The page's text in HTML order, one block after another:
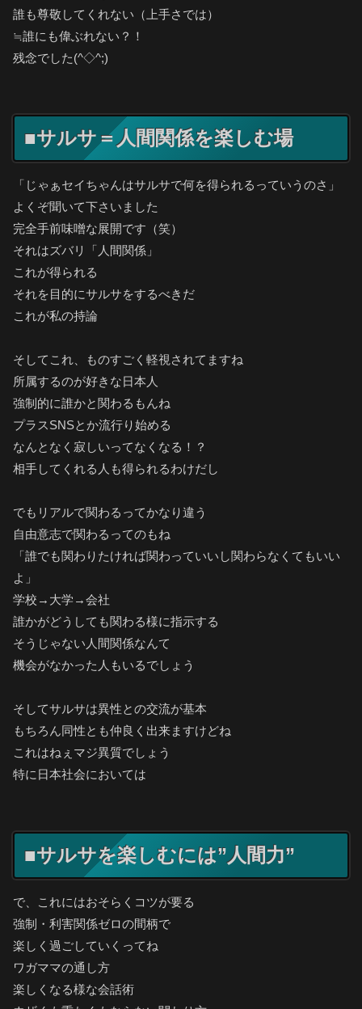
誰も尊敬してくれない（上手さでは）
≒誰にも偉ぶれない？！
残念でした(^◇^;)
■サルサ＝人間関係を楽しむ場
「じゃぁセイちゃんはサルサで何を得られるっていうのさ」
よくぞ聞いて下さいました
完全手前味噌な展開です（笑）
それはズバリ「人間関係」
これが得られる
それを目的にサルサをするべきだ
これが私の持論
そしてこれ、ものすごく軽視されてますね
所属するのが好きな日本人
強制的に誰かと関わるもんね
プラスSNSとか流行り始める
なんとなく寂しいってなくなる！？
相手してくれる人も得られるわけだし
でもリアルで関わるってかなり違う
自由意志で関わるってのもね
「誰でも関わりたければ関わっていいし関わらなくてもいい
よ」
学校→大学→会社
誰かがどうしても関わる様に指示する
そうじゃない人間関係なんて
機会がなかった人もいるでしょう
そしてサルサは異性との交流が基本
もちろん同性とも仲良く出来ますけどね
これはねぇマジ異質でしょう
特に日本社会においては
■サルサを楽しむには”人間力”
で、これにはおそらくコツが要る
強制・利害関係ゼロの間柄で
楽しく過ごしていくってね
ワガママの通し方
楽しくなる様な会話術